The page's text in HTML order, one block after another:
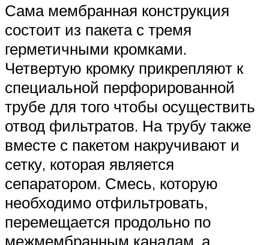
Сама мембранная конструкция
состоит из пакета с тремя
герметичными кромками.
Четвертую кромку прикрепляют к
специальной перфорированной
трубе для того чтобы осуществить
отвод фильтратов. На трубу также
вместе с пакетом накручивают и
сетку, которая является
сепаратором. Смесь, которую
необходимо отфильтровать,
перемещается продольно по
межмембранным каналам, а